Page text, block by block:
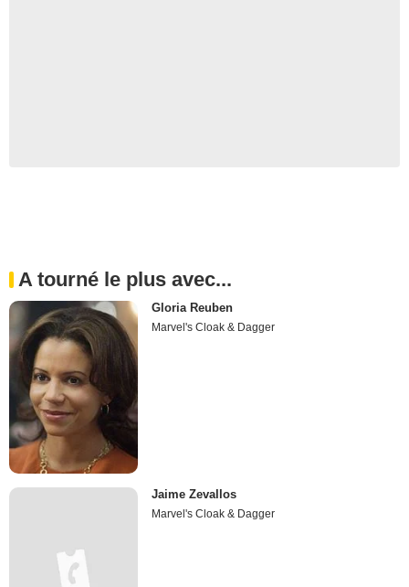
A tourné le plus avec...
Gloria Reuben
Marvel's Cloak & Dagger
Jaime Zevallos
Marvel's Cloak & Dagger